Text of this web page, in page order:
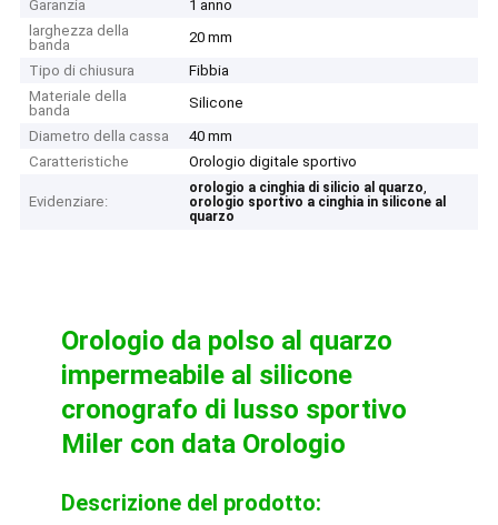
Garanzia
1 anno
larghezza della
banda
20 mm
Tipo di chiusura
Fibbia
Materiale della
banda
Silicone
Diametro della cassa
40 mm
Caratteristiche
Orologio digitale sportivo
Evidenziare:
orologio a cinghia di silicio al quarzo,
orologio sportivo a cinghia in silicone al
quarzo
Orologio da polso al quarzo
impermeabile al silicone
cronografo di lusso sportivo
Miler con data Orologio
Descrizione del prodotto: